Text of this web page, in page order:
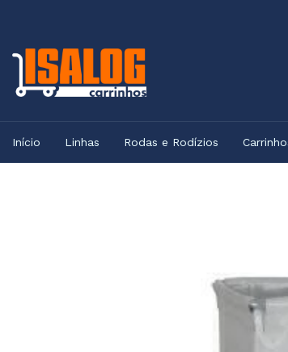
Início Linhas Rodas e Rodízios